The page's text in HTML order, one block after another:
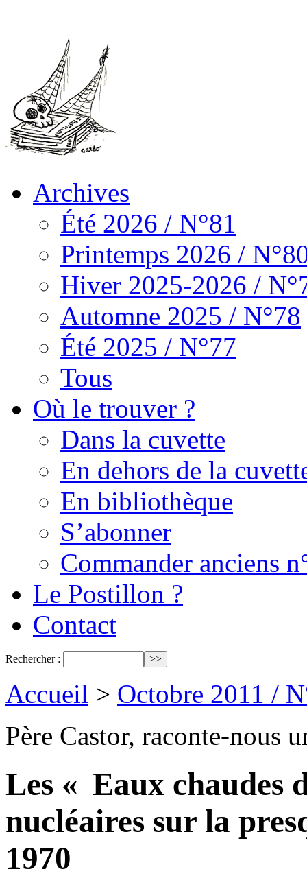
Archives
Été 2026 / N°81
Printemps 2026 /
Hiver 2025-2026 /
Automne 2025 / N°78
Été 2025 / N°77
Tous
Où le trouver ?
Dans la cuvette
En dehors de la
En bibliothèque
S’abonner
Commander anciens
Le Postillon ?
Contact
Rechercher :
Accueil > Octobre 2011 /
Père Castor, raconte-nous
Les « Eaux chaudes
nucléaires sur la
1970